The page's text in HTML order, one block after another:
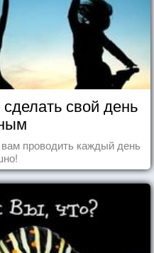
свой день
проводить каждый день